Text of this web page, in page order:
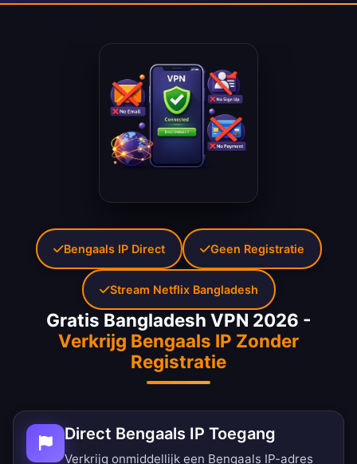
Gratis Bangladesh VPN 2026 -
Verkrijg Bengaals IP Zonder
Registratie
Direct Bengaals IP Toegang
Verkrijg onmiddellijk een Bengaals IP-adres
Bengaals IP Direct Geen Registratie
Stream Netflix Bangladesh